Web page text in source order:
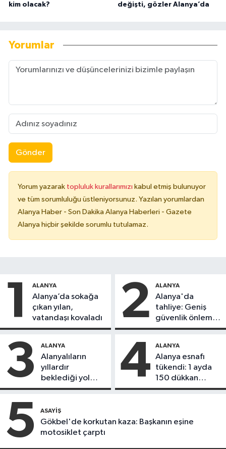
kim olacak?
değişti, gözler Alanya’da
Yorumlar
Gönder
Yorum yazarak topluluk kurallarımızı kabul etmiş bulunuyor
ve tüm sorumluluğu üstleniyorsunuz. Yazılan yorumlardan
Alanya Haber - Son Dakika Alanya Haberleri - Gazete
Alanya hiçbir şekilde sorumlu tutulamaz.
1 ALANYA
Alanya’da sokağa
çıkan yılan,
vatandaşı kovaladı
2 ALANYA
Alanya'da
tahliye: Geniş
güvenlik önlemi
alındı
3 ALANYA
Alanyalıların
yıllardır
beklediği yol
askıdan döndü
4 ALANYA
Alanya esnafı
tükendi: 1 ayda
150 dükkan
kapandı
5 ASAYIŞ
Gökbel'de korkutan kaza: Başkanın eşine
motosiklet çarptı